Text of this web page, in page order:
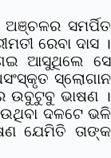
ସମର୍ପିତ
ରେବା ଦାସ ।
ଆସୁଥିଲେ ସେ
ସ୍ଲୋଗାନ
ଉବୁଟୁବୁ ଭାଷଣ ।
ଦଳଟେ ଭଳି
ଯେମିତି ତାଙ୍କ